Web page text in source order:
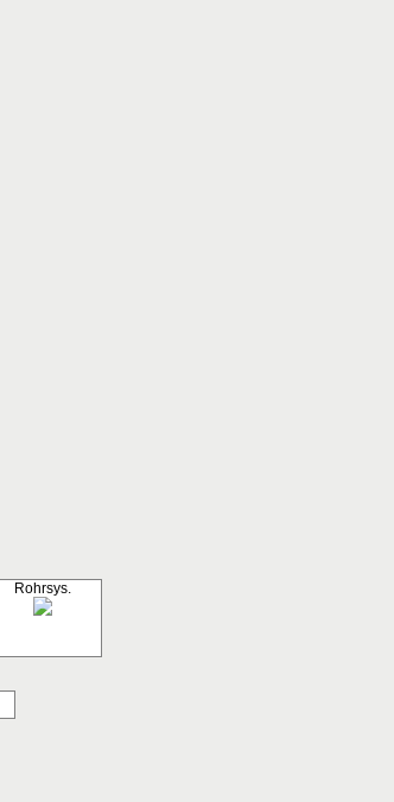
Rohrsys.